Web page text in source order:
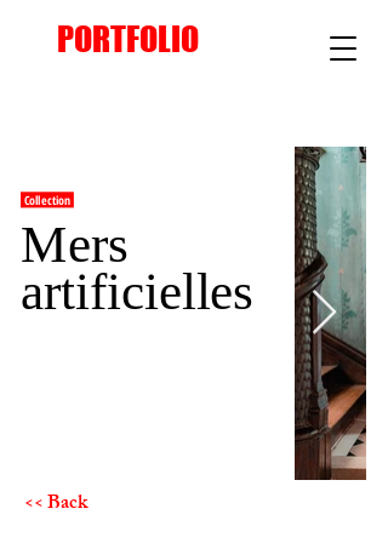
PORTFOLIO
Collection
Mers
artificielles
<< Back